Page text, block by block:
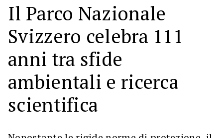
Il Parco Nazionale
Svizzero celebra 111
anni tra sfide
ambientali e ricerca
scientifica